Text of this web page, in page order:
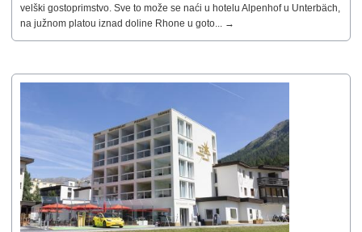
velški gostoprimstvo. Sve to može se naći u hotelu Alpenhof u Unterbäch,
na južnom platou iznad doline Rhone u goto... →